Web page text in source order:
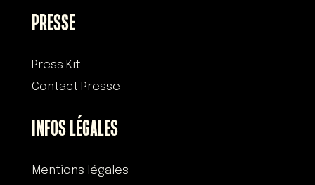
PRESSE
Press Kit
Contact Presse
INFOS LÉGALES
Mentions légales